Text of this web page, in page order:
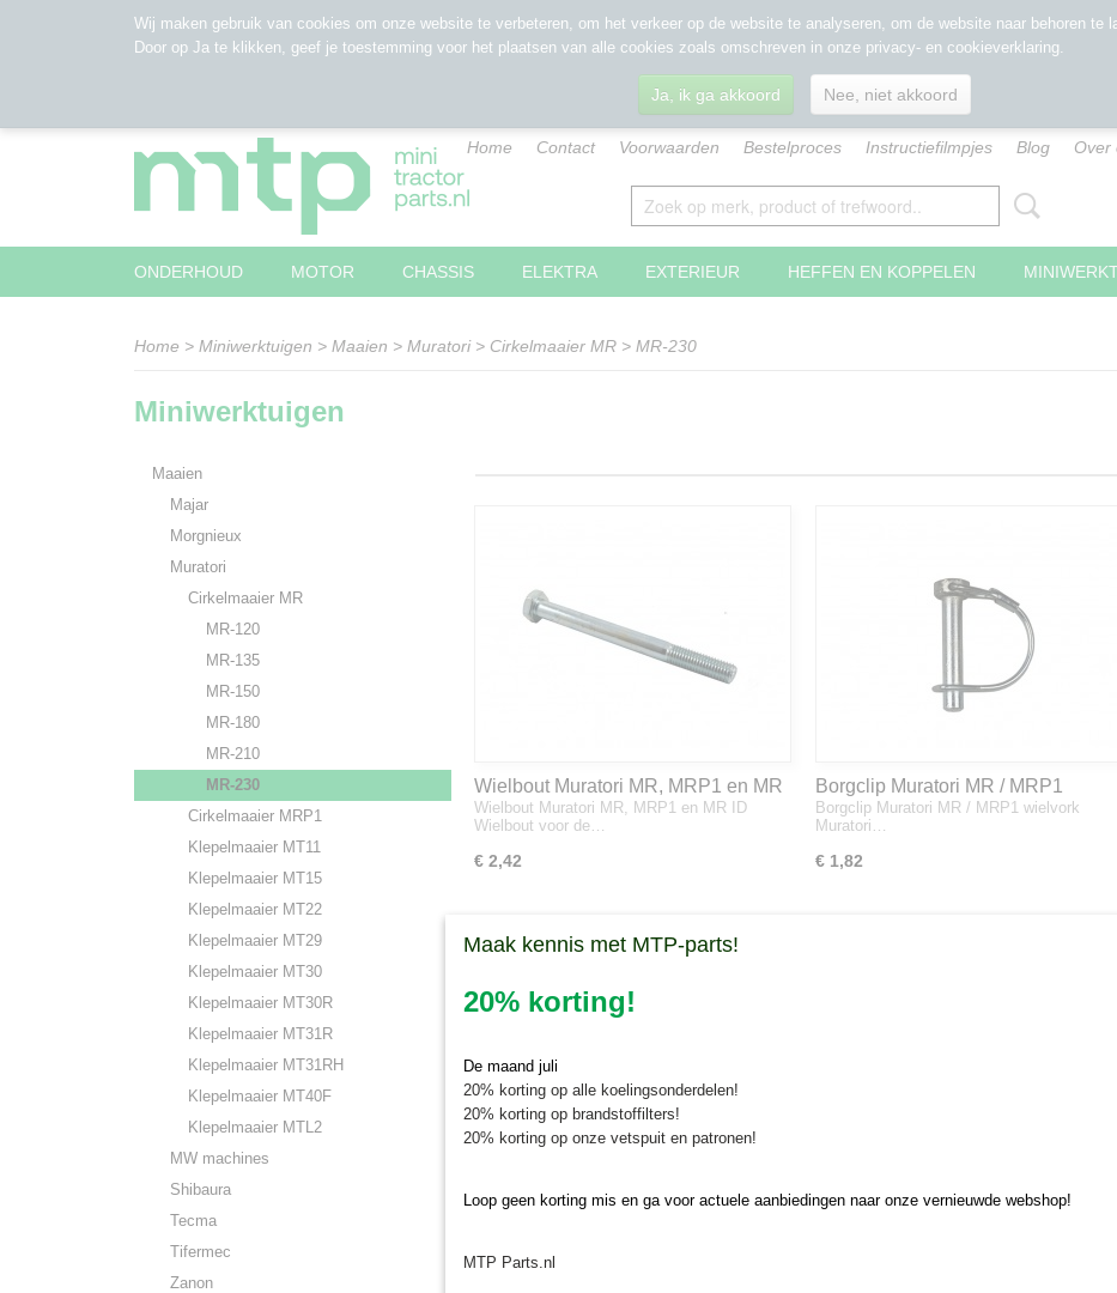
Home Contact Voorwaarden Bestelproces Instructiefilmpjes Blog Over
ONDERHOUD MOTOR CHASSIS ELEKTRA EXTERIEUR HEFFEN EN KOPPELEN
Home > Miniwerktuigen > Maaien > Muratori> Cirkelmaaier MR > MR-230
Miniwerktuigen
Maaien
Majar
Morgnieux
Muratori
Cirkelmaaier MR
MR-120
MR-135
MR-150
MR-180
MR-210
MR-230
Cirkelmaaier MRP1
Klepelmaaier MT11
Klepelmaaier MT15
Klepelmaaier MT22
Klepelmaaier MT29
Klepelmaaier MT30
Klepelmaaier MT30R
Klepelmaaier MT31R
Klepelmaaier MT31RH
Klepelmaaier MT40F
Klepelmaaier MTL2
MW machines
Shibaura
Tecma
Tifermec
Zanon
Wielbout Muratori MR, MRP1 en MR
ID
Wielbout Muratori MR, MRP1 en MR ID
Wielbout voor de…
€ 2,42
Borgclip Muratori MR / MRP1
wielvork
Borgclip Muratori MR / MRP1 wielvork
Muratori…
€ 1,82
cirkelmaaiers
cirkelmaaiers Aankoppeldeel…
Wij maken gebruik van cookies om onze website te verbeteren, om het verkeer op de website te analyseren, om de website naar behoren te
Door op Ja te klikken, geef je toestemming voor het plaatsen van alle cookies zoals omschreven in onze privacy- en cookieverklaring.
Ja, ik ga akkoord Nee, niet akkoord
Maak kennis met MTP-parts!
20% korting!
De maand juli
20% korting op alle koelingsonderdelen!
20% korting op brandstoffilters!
20% korting op onze vetspuit en patronen!
Loop geen korting mis en ga voor actuele aanbiedingen naar onze vernieuwde webshop!
MTP Parts.nl